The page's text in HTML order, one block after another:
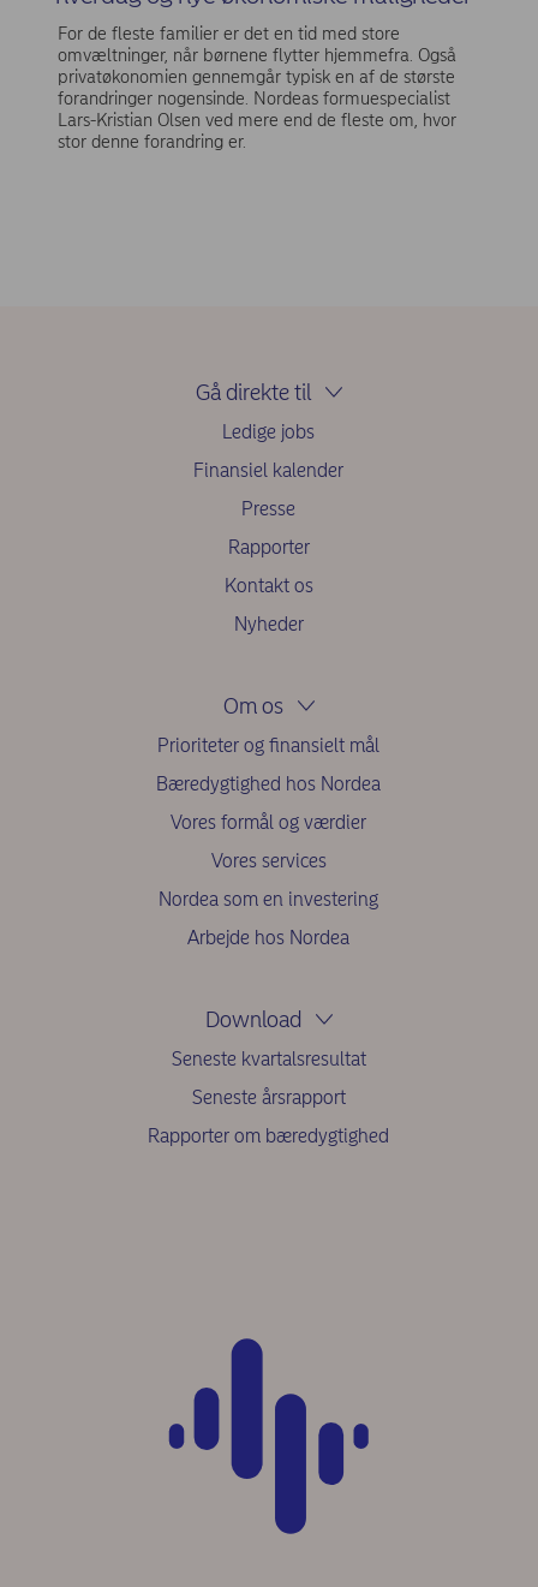
For de fleste familier er det en tid med store
omvæltninger, når børnene flytter hjemmefra. Også
privatøkonomien gennemgår typisk en af de største
forandringer nogensinde. Nordeas formuespecialist
Lars-Kristian Olsen ved mere end de fleste om, hvor
stor denne forandring er.
Gå direkte til
Ledige jobs
Finansiel kalender
Presse
Rapporter
Kontakt os
Nyheder
Om os
Prioriteter og finansielt mål
Bæredygtighed hos Nordea
Vores formål og værdier
Vores services
Nordea som en investering
Arbejde hos Nordea
Download
Seneste kvartalsresultat
Seneste årsrapport
Rapporter om bæredygtighed